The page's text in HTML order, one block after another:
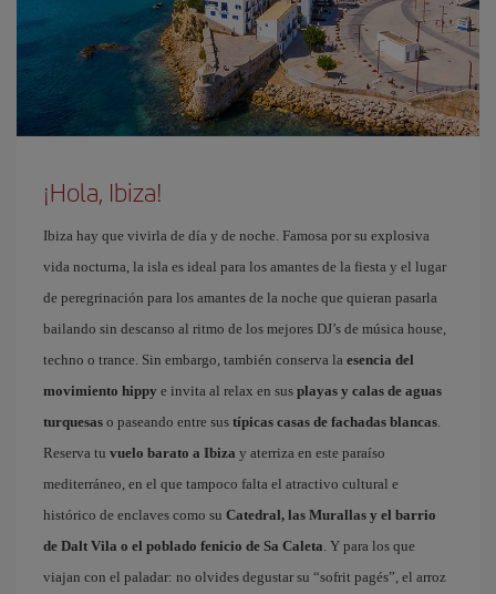
¡Hola, Ibiza!
Ibiza hay que vivirla de día y de noche. Famosa por su explosiva
vida nocturna, la isla es ideal para los amantes de la fiesta y el lugar
de peregrinación para los amantes de la noche que quieran pasarla
bailando sin descanso al ritmo de los mejores DJ’s de música house,
techno o trance. Sin embargo, también conserva la esencia del
movimiento hippy e invita al relax en sus playas y calas de aguas
turquesas o paseando entre sus típicas casas de fachadas blancas.
Reserva tu vuelo barato a Ibiza y aterriza en este paraíso
mediterráneo, en el que tampoco falta el atractivo cultural e
histórico de enclaves como su Catedral, las Murallas y el barrio
de Dalt Vila o el poblado fenicio de Sa Caleta. Y para los que
viajan con el paladar: no olvides degustar su “sofrit pagés”, el arroz